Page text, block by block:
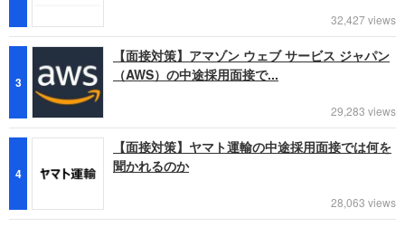
32,427 views
3
【面接対策】アマゾン ウェブ サービス ジャパン
（AWS）の中途採用面接で...
29,283 views
4
【面接対策】ヤマト運輸の中途採用面接では何を
聞かれるのか
28,063 views